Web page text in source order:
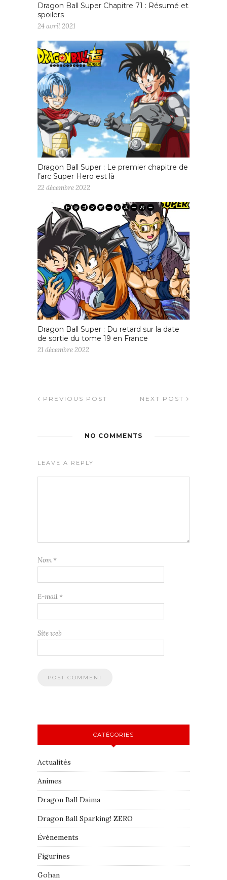
Dragon Ball Super Chapitre 71 : Résumé et
spoilers
24 avril 2021
Dragon Ball Super : Le premier chapitre de
l’arc Super Hero est là
22 décembre 2022
Dragon Ball Super : Du retard sur la date
de sortie du tome 19 en France
21 décembre 2022
PREVIOUS POST NEXT POST
NO COMMENTS
LEAVE A REPLY
Nom *
E-mail *
Site web
CATÉGORIES
Actualités
Animes
Dragon Ball Daima
Dragon Ball Sparking! ZERO
Événements
Figurines
Gohan